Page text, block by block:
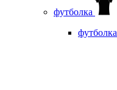
футболка
футболка